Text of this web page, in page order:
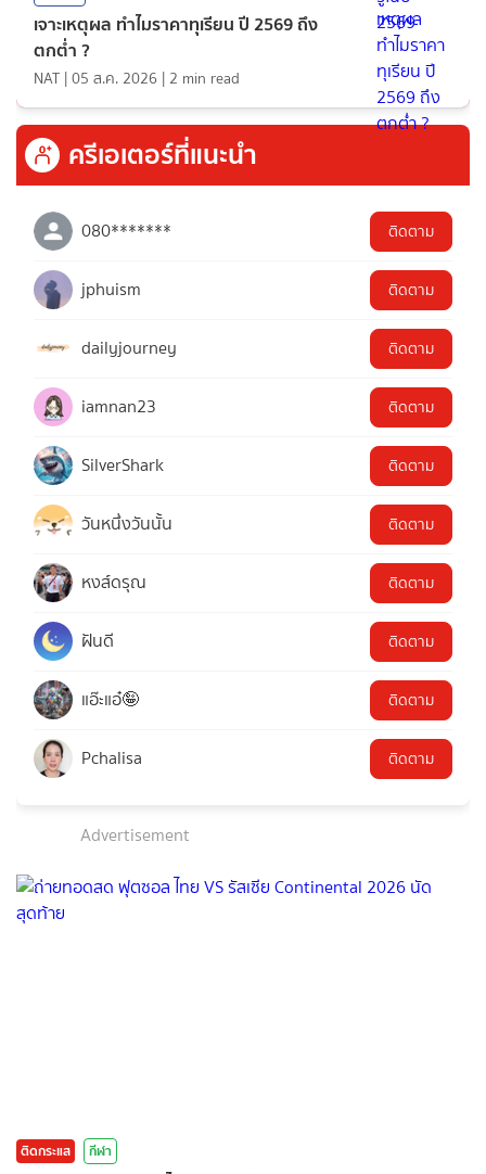
เจาะเหตุผล ทำไมราคาทุเรียน ปี 2569 ถึง
ตกต่ำ ?
NAT |05 ส.ค. 2026 | 2 min read
ครีเอเตอร์ที่แนะนำ
080******* ติดตาม
jphuism ติดตาม
dailyjourney ติดตาม
iamnan23 ติดตาม
SilverShark ติดตาม
วันหนึ่งวันนั้น ติดตาม
หงส์ดรุณ ติดตาม
ฝันดี ติดตาม
แอ๊ะแอ๋🤪 ติดตาม
Pchalisa ติดตาม
Advertisement
ติดกระแส กีฬา